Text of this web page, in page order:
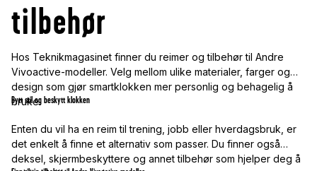
tilbehør
Hos Teknikmagasinet finner du reimer og tilbehør til Andre
Vivoactive-modeller. Velg mellom ulike materialer, farger og
design som gjør smartklokken mer personlig og behagelig å
bruke.
Bytt stil og beskytt klokken
Enten du vil ha en reim til trening, jobb eller hverdagsbruk, er
det enkelt å finne et alternativ som passer. Du finner også
deksel, skjermbeskyttere og annet tilbehør som hjelper deg å